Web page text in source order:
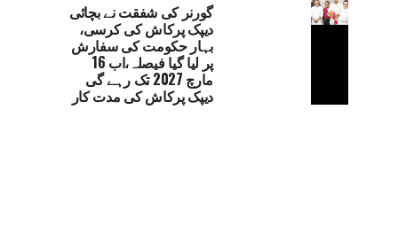
گورنر کی شفقت نے بچائی
دیپک پرکاش کی کرسی،
بہار حکومت کی سفارش
پر لیا گیا فیصلہ،اب 16
مارچ 2027 تک رہے گی
دیپک پرکاش کی مدت کار